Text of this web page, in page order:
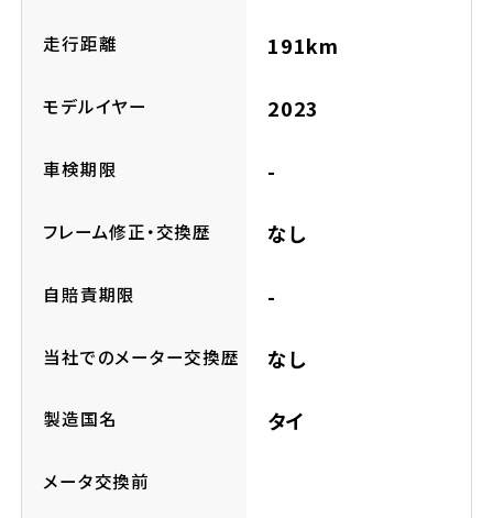
走行距離 191km
モデルイヤー 2023
車検期限 -
フレーム修正・交換歴 なし
自賠責期限 -
当社でのメーター交換歴 なし
製造国名 タイ
メータ交換前
埼玉県
ホンダドリーム ふかや花園
ホンダドリーム 鴻巣
ホンダドリーム 所沢
ホンダドリーム 大宮
ホンダドリーム 狭山
ホンダドリーム 奈良